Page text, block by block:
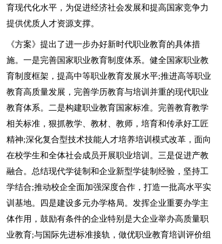
育现代化水平，为促进经济社会发展和提高国家竞争力
提供优质人才资源支撑。
《方案》提出了进一步办好新时代职业教育的具体措
施。一是完善国家职业教育制度体系。健全国家职业教
育制度框架，提高中等职业教育发展水平;推进高等职业
教育高质量发展，完善学历教育与培训并重的现代职业
教育体系。二是构建职业教育国家标准。完善教育教学
相关标准，狠抓教学、教材、教师，培育和传承好工匠
精神;深化复合型技术技能人才培养培训模式改革，面向
在校学生和全体社会成员开展职业培训。三是促进产教
融合。总结现代学徒制和企业新型学徒制经验，坚持工
学结合;推动校企全面加强深度合作，打造一批高水平实
训基地。四是建设多元办学格局。发挥企业重要办学主
体作用，鼓励有条件的企业特别是大企业举办高质量职
业教育;与国际先进标准接轨，做优职业教育培训评价组